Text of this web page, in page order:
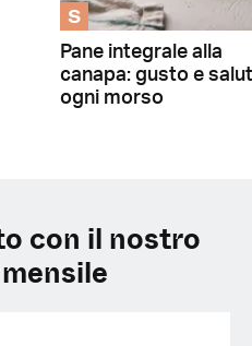
S
Pane integrale alla
canapa: gusto e
ogni morso
con il nostro